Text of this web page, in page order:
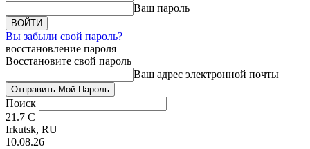
Ваш пароль
Вы забыли свой пароль?
восстановление пароля
Восстановите свой пароль
Ваш адрес электронной почты
Поиск
21.7 C
Irkutsk, RU
10.08.26